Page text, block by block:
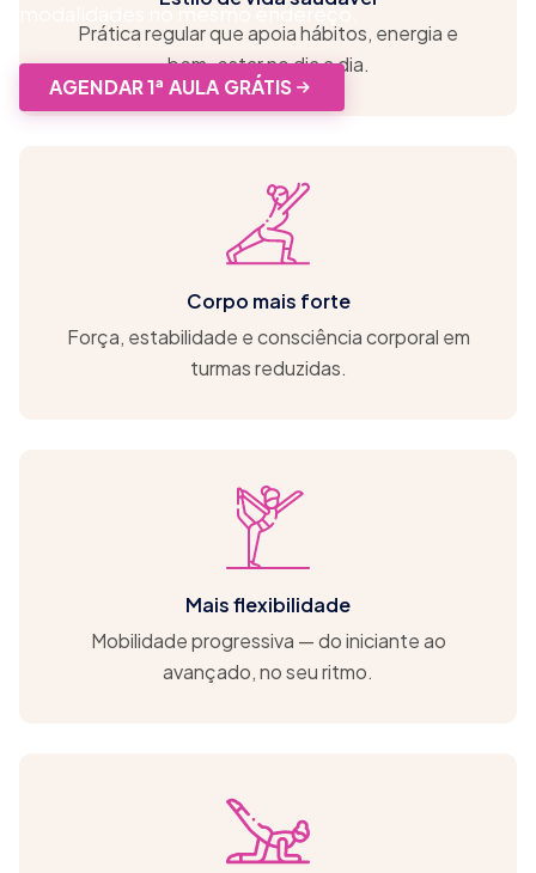
AGENDAR 1ª AULA GRÁTIS
Prática regular que apoia hábitos, energia e
bem-estar no dia a dia.
Corpo mais forte
Força, estabilidade e consciência corporal em
turmas reduzidas.
Mais flexibilidade
Mobilidade progressiva — do iniciante ao
avançado, no seu ritmo.